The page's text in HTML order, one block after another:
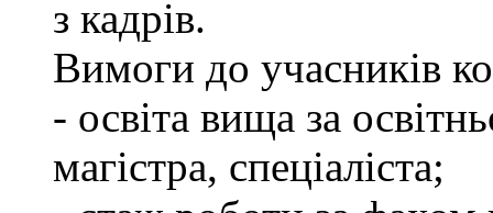
з кадрів.
Вимоги до учасників
- освіта вища за
магістра, спеціаліста;